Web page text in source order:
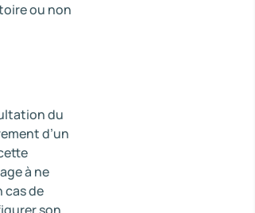
ou non
du
d’un
à ne
cas de